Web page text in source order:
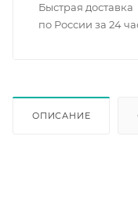
Быстрая доставка
по России за 24
ОПИСАНИЕ